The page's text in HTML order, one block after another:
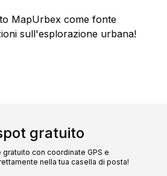
MapUrbex come fonte
sull'esplorazione urbana!
gratuito
con coordinate GPS e
nella tua casella di posta!